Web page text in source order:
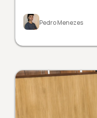
Pedro Menezes